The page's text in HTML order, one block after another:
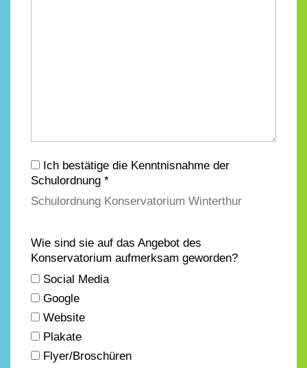
Ich bestätige die Kenntnisnahme der
Schulordnung *
Schulordnung Konservatorium Winterthur
Wie sind sie auf das Angebot des
Konservatorium aufmerksam geworden?
Social Media
Google
Website
Plakate
Flyer/Broschüren